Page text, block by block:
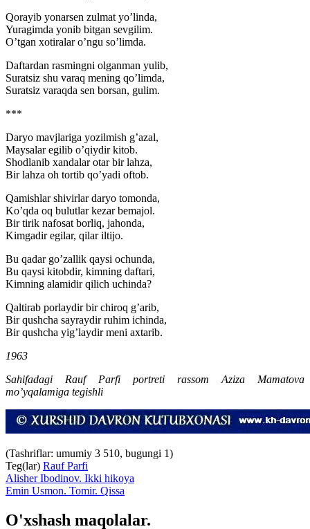
Qorayib yonarsen zulmat yo’linda,
Yuragimda yonib bitgan sevgilim.
O’tgan xotiralar o’ngu so’limda.
Daftardan rasmingni olganman yulib,
Suratsiz shu varaq mening qo’limda,
Suratsiz varaqda sen borsan, gulim.
***
Daryo mavjlariga yozilmish g’azal,
Maysalar egilib o’qiydir kitob.
Shodlanib xandalar otar bir lahza,
Bir lahza oh tortib qo’yadi oftob.
Qamishlar shivirlar daryo tomonda,
Ko’qda oq bulutlar kezar bemajol.
Bir tirik nafosat borliq, jahonda,
Kimgadir egilar, qilar iltijo.
Bu qadar go’zallik qaysi ochunda,
Bu qaysi kitobdir, kimning daftari,
Kimning alamidir qilich uchinda?
Qaltirab porlaydir bir chiroq g’arib,
Bir qushcha sayraydir ruhim ichinda,
Bir qushcha yig’laydir meni axtarib.
1963
Sahifadagi Rauf Parfi portreti rassom Aziza Mamatova
mo’yqalamiga tegishli
(Tashriflar: umumiy 3 510, bugungi 1)
Teg(lar) Rauf Parfi
Alisher Ibodinov. Ikki hikoya
Emin Usmon. Tomir. Qissa
O'xshash maqolalar.